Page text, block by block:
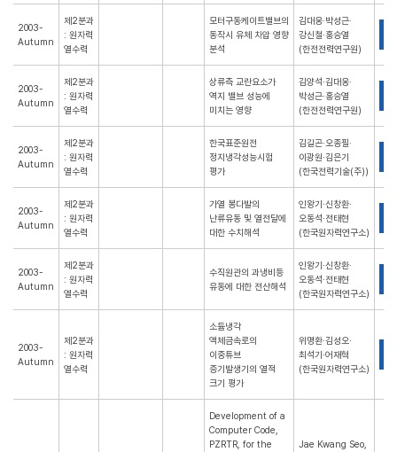
2003-
Autumn
제2분과
: 원자력
열수력
모터구동케이트밸브의
동작시 유체 차압 영향
분석
김대웅·박성근·
강신철·홍승열
(한전전력연구원)
2003-
Autumn
제2분과
: 원자력
열수력
상류측 교란요소가
역지 밸브 성능에
미치는 영향
김양석·김대웅·
박성근·홍승열
(한전전력연구원)
2003-
Autumn
제2분과
: 원자력
열수력
한국표준원전
정지냉각성능시험
평가
김길곤·오종필·
이광원·김은기
(한국전력기술(주))
2003-
Autumn
제2분과
: 원자력
열수력
가열 봉다발의
난류유동 및 열전달에
대한 수치해석
인왕기·신창환·
오동석·전태현
(한국원자력연구소)
2003-
Autumn
제2분과
: 원자력
열수력
수직원관의 과냉비등
유동에 대한 전산해석
인왕기·신창환·
오동석·전태현
(한국원자력연구소)
2003-
Autumn
제2분과
: 원자력
열수력
소듐냉각
액체금속로의
이중튜브
증기발생기의 열적
크기 평가
위명환·김성오·
최석기·어재혁
(한국원자력연구소)
Development of a
Computer Code,
PZRTR, for the
Jae Kwang Seo,